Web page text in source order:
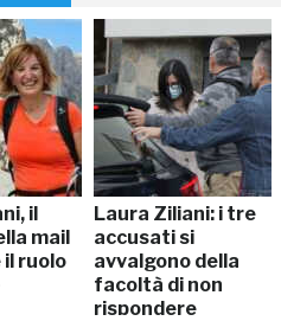
il
mail
il ruolo
Laura Ziliani: i tre
accusati si
avvalgono della
facoltà di non
rispondere